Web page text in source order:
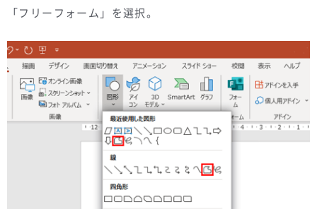
「フリーフォーム」を選択。